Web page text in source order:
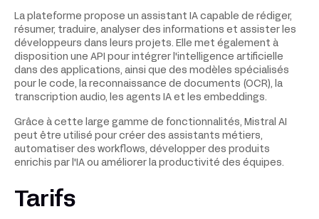
La plateforme propose un assistant IA capable de rédiger,
résumer, traduire, analyser des informations et assister les
développeurs dans leurs projets. Elle met également à
disposition une API pour intégrer l'intelligence artificielle
dans des applications, ainsi que des modèles spécialisés
pour le code, la reconnaissance de documents (OCR), la
transcription audio, les agents IA et les embeddings.
Grâce à cette large gamme de fonctionnalités, Mistral AI
peut être utilisé pour créer des assistants métiers,
automatiser des workflows, développer des produits
enrichis par l'IA ou améliorer la productivité des équipes.
Tarifs